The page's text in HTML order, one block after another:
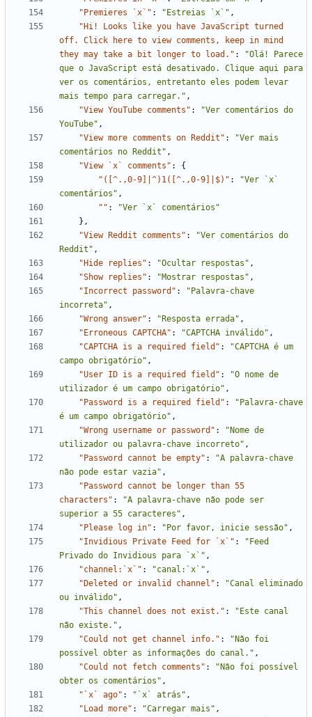
"Premieres `x`" : "Estreias `x`" ,
"Hi! Looks like you have JavaScript turned
off. Click here to view comments, keep in mind
they may take a bit longer to load." :
"Olá! Parece
que o JavaScript está desativado. Clique aqui para
ver os comentários, entretanto eles podem levar
mais tempo para carregar." ,
"View YouTube comments" :
"Ver comentários do
YouTube" ,
"View more comments on Reddit" :
"Ver mais
comentários no Reddit" ,
"View `x` comments" :
{
"([^.,0-9]|^)1([^.,0-9]|$)" :
"Ver `x`
comentários" ,
"" :
"Ver `x` comentários"
},
"View Reddit comments" :
"Ver comentários do
Reddit" ,
"Hide replies" : "Ocultar respostas" ,
"Show replies" : "Mostrar respostas" ,
"Incorrect password" :
"Palavra-chave
incorreta" ,
"Wrong answer" : "Resposta errada" ,
"Erroneous CAPTCHA" : "CAPTCHA inválido" ,
"CAPTCHA is a required field" :
"CAPTCHA é um
campo obrigatório" ,
"User ID is a required field" :
"O nome de
utilizador é um campo obrigatório" ,
"Password is a required field" :
"Palavra-chave
é um campo obrigatório" ,
"Wrong username or password" :
"Nome de
utilizador ou palavra-chave incorreto" ,
"Password cannot be empty" :
"A palavra-chave
não pode estar vazia" ,
"Password cannot be longer than 55
characters" :
"A palavra-chave não pode ser
superior a 55 caracteres" ,
"Please log in" : "Por favor, inicie sessão" ,
"Invidious Private Feed for `x`" :
"Feed
Privado do Invidious para `x`" ,
"channel:`x`" : "canal:`x`" ,
"Deleted or invalid channel" :
"Canal eliminado
ou inválido" ,
"This channel does not exist." :
"Este canal
não existe." ,
"Could not get channel info." :
"Não foi
possível obter as informações do canal." ,
"Could not fetch comments" :
"Não foi possível
obter os comentários" ,
"`x` ago" : "`x` atrás" ,
"Load more" : "Carregar mais" ,